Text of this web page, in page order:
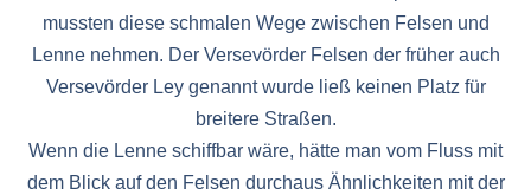
mussten diese schmalen Wege zwischen Felsen und
Lenne nehmen. Der Versevörder Felsen der früher auch
Versevörder Ley genannt wurde ließ keinen Platz für
breitere Straßen.
Wenn die Lenne schiffbar wäre, hätte man vom Fluss mit
dem Blick auf den Felsen durchaus Ähnlichkeiten mit der